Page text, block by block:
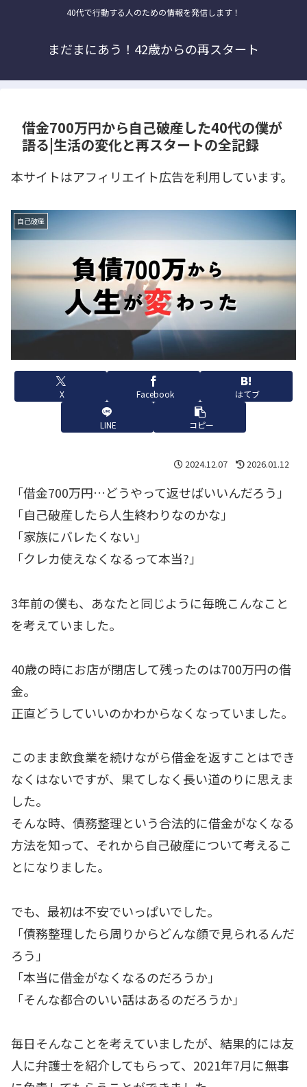
40代で行動する人のための情報を発信します！
まだまにあう！42歳からの再スタート
借金700万円から自己破産した40代の僕が
語る|生活の変化と再スタートの全記録
本サイトはアフィリエイト広告を利用しています。
自己破産
X Facebook はてブ
LINE コピー
2024.12.07 2026.01.12
「借金700万円…どうやって返せばいいんだろう」
「自己破産したら人生終わりなのかな」
「家族にバレたくない」
「クレカ使えなくなるって本当?」
3年前の僕も、あなたと同じように毎晩こんなこと
を考えていました。
40歳の時にお店が閉店して残ったのは700万円の借
金。
正直どうしていいのかわからなくなっていました。
このまま飲食業を続けながら借金を返すことはでき
なくはないですが、果てしなく長い道のりに思えま
した。
そんな時、債務整理という合法的に借金がなくなる
方法を知って、それから自己破産について考えるこ
とになりました。
でも、最初は不安でいっぱいでした。
「債務整理したら周りからどんな顔で見られるんだ
ろう」
「本当に借金がなくなるのだろうか」
「そんな都合のいい話はあるのだろうか」
毎日そんなことを考えていましたが、結果的には友
人に弁護士を紹介してもらって、2021年7月に無事